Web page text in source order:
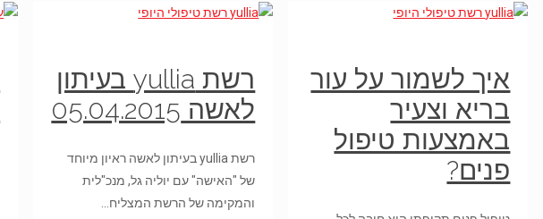
איך לשמור על עור
בריא וצעיר
באמצעות טיפול
פנים?
רשת yullia בעיתון
לאשה 05.04.2015
רשת yullia בעיתון לאשה ראיון מיוחד
של "האישה" עם יוליה גל, מנכ"לית
והמקימה של הרשת המצליח…